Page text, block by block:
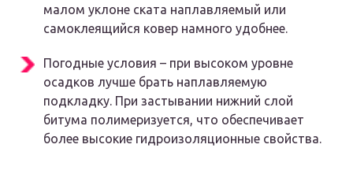
малом уклоне ската наплавляемый или
самоклеящийся ковер намного удобнее.
Погодные условия – при высоком уровне
осадков лучше брать наплавляемую
подкладку. При застывании нижний слой
битума полимеризуется, что обеспечивает
более высокие гидроизоляционные свойства.